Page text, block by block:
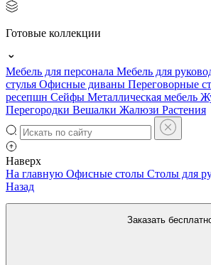
Готовые коллекции
Мебель для персонала Мебель для
стулья Офисные диваны Переговорные
ресепшн Сейфы Металлическая мебель
Перегородки Вешалки Жалюзи Растения
Наверх
Заказать
На главную Офисные столы Столы для
Назад